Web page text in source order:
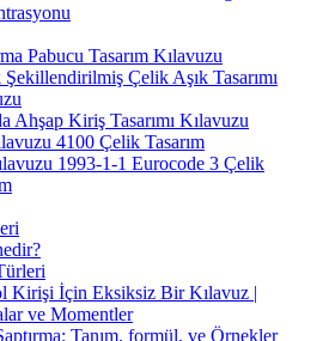
Pabucu Tasarım Kılavuzu
Şekillendirilmiş Çelik Aşık Tasarımı
Ahşap Kiriş Tasarımı Kılavuzu
4100 Çelik Tasarım
1993-1-1 Eurocode 3 Çelik
Kirişi İçin Eksiksiz Bir Kılavuz |
ve Momentler
Tanım, formül, ve Örnekler